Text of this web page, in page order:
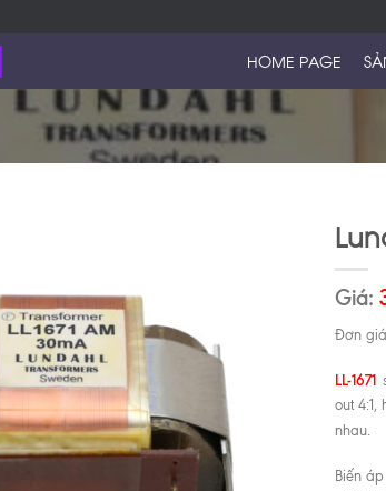
HOME PAGE
Giá:
Đơn
LL-1671
out 4:1,
nhau.
Biến